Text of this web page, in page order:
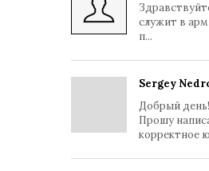
служит в
п...
Sergey
Добрый день!
Прошу
корректное